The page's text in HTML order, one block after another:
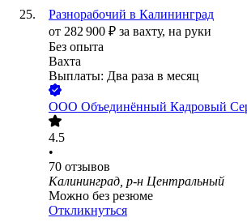
Разнорабочий в Калининград
от 282 900 ₽ за вахту, на руки
Без опыта
Вахта
Выплаты: Два раза в месяц
ООО Объединённый Кадровый
4.5
•
70 отзывов
Калининград, р-н Центральный
Можно без резюме
Откликнуться